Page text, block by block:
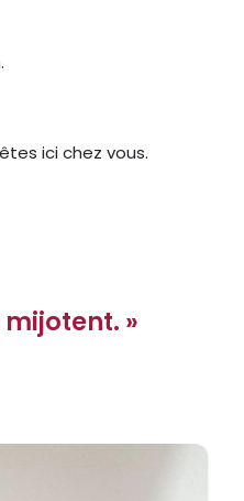
ici chez vous.
»